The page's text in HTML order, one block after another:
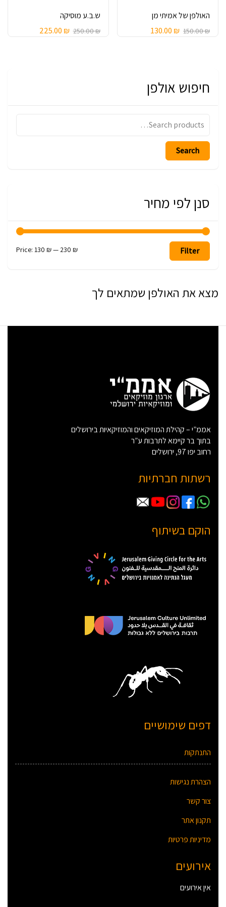
האולפן של אמיתי מן
150.00₪
130.00₪
ש.ב.ע מוסיקה
250.00₪
225.00₪
חיפוש אולפן
for:
Search
סנן לפי מחיר
Min
Max
Filter
Price: 130 ₪— 230 ₪
מצא את האולפן שמתאים לך
אממ”י – קהילת המוזיקאים והמוזיקאיות בירושלים
בתוך בר קיימא לתרבות ע”ר
רחוב יפו 97, ירושלים
רשתות חברתיות
הוקם בשיתוף
דפים שימושיים
התנתקות
הצהרת נגישות
צור קשר
תקנון אתר
מדיניות פרטיות
אירועים
אין אירועים